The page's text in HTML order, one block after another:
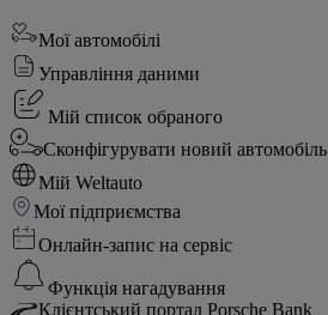
Мої автомобілі
Управління даними
Мій список обраного
Сконфігурувати новий автомобіль
Мій Weltauto
Мої підприємства
Онлайн-запис на сервіс
Функція нагадування
Клієнтський портал Porsche Bank